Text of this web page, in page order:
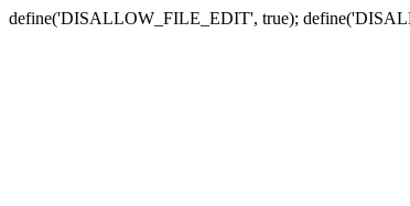
define('DISALLOW_FILE_EDIT', true);